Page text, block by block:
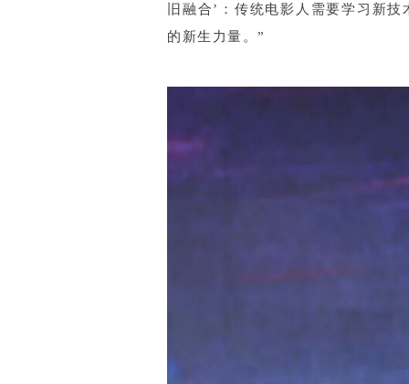
旧融合’：传统电影人需要学习新
的新生力量。”